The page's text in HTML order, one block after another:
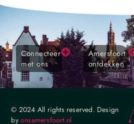
Connecteer
met ons
Amersfoort
ontdekken
© 2024 All rights reserved. Design
by onsamersfoort.nl